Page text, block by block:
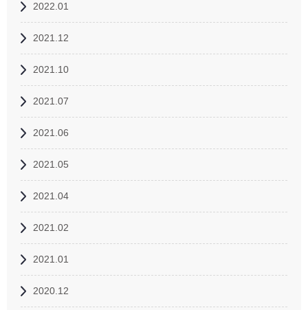
2022.01
2021.12
2021.10
2021.07
2021.06
2021.05
2021.04
2021.02
2021.01
2020.12